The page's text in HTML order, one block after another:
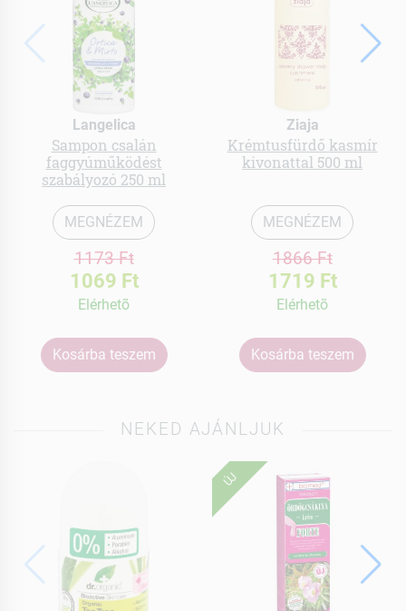
Langelica
Sampon csalán
faggyúműködést
szabályozó 250 ml
MEGNÉZEM
1173 Ft
1069 Ft
Elérhetõ
Kosárba teszem
Ziaja
Krémtusfürdő kasmír
kivonattal 500 ml
MEGNÉZEM
1866 Ft
1719 Ft
Elérhetõ
Kosárba teszem
NEKED AJÁNLJUK
ÚJ